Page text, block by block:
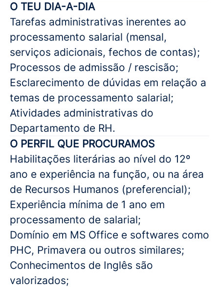
O TEU DIA-A-DIA
Tarefas administrativas inerentes ao
processamento salarial (mensal,
serviços adicionais, fechos de contas);
Processos de admissão / rescisão;
Esclarecimento de dúvidas em relação a
temas de processamento salarial;
Atividades administrativas do
Departamento de RH.
O PERFIL QUE PROCURAMOS
Habilitações literárias ao nível do 12º
ano e experiência na função, ou na área
de Recursos Humanos (preferencial);
Experiência mínima de 1 ano em
processamento de salarial;
Domínio em MS Office e softwares como
PHC, Primavera ou outros similares;
Conhecimentos de Inglês são
valorizados;